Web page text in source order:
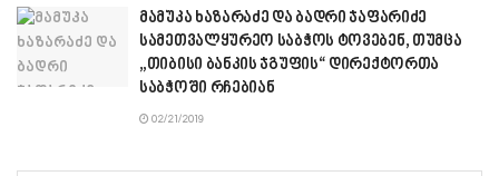
მამუკა ხაზარაძე და ბადრი ჯაფარიძე
სამეთვალყურეო საბჭოს ტოვებენ, თუმცა
„თიბისი ბანკის ჯგუფის“ დირექტორთა
საბჭოში რჩებიან
02/21/2019